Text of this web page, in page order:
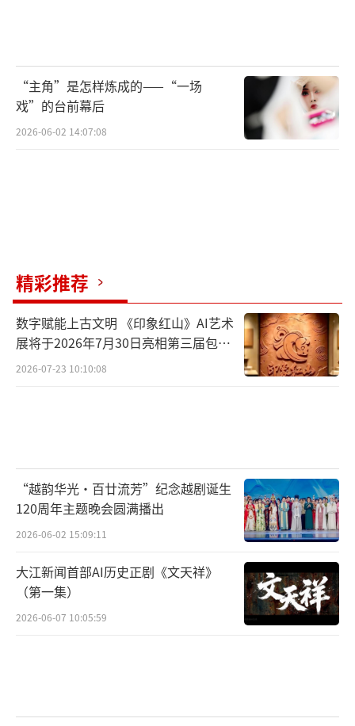
人“一身绝活无人继承”是艺术的不幸、文化
的不幸、岁月的不幸。但愿传统绝活失传的遗
憾越来越少。但愿，有一天，当我们深情回望
过往时，能够庆幸自己没有拿功利和市侩去衡
“主角”是怎样炼成的——“一场
戏”的台前幕后
2026-06-02 14:07:08
精彩推荐
数字赋能上古文明 《印象红山》AI艺术
展将于2026年7月30日亮相第三届包头
艺博会
2026-07-23 10:10:08
“越韵华光·百廿流芳”纪念越剧诞生
120周年主题晚会圆满播出
2026-06-02 15:09:11
大江新闻首部AI历史正剧《文天祥》
（第一集）
2026-06-07 10:05:59